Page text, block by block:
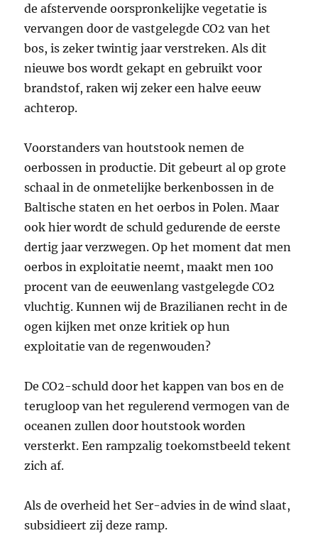
de afstervende oorspronkelijke vegetatie is
vervangen door de vastgelegde CO2 van het
bos, is zeker twintig jaar verstreken. Als dit
nieuwe bos wordt gekapt en gebruikt voor
brandstof, raken wij zeker een halve eeuw
achterop.
Voorstanders van houtstook nemen de
oerbossen in productie. Dit gebeurt al op grote
schaal in de onmetelijke berkenbossen in de
Baltische staten en het oerbos in Polen. Maar
ook hier wordt de schuld gedurende de eerste
dertig jaar verzwegen. Op het moment dat men
oerbos in exploitatie neemt, maakt men 100
procent van de eeuwenlang vastgelegde CO2
vluchtig. Kunnen wij de Brazilianen recht in de
ogen kijken met onze kritiek op hun
exploitatie van de regenwouden?
De CO2-schuld door het kappen van bos en de
terugloop van het regulerend vermogen van de
oceanen zullen door houtstook worden
versterkt. Een rampzalig toekomstbeeld tekent
zich af.
Als de overheid het Ser-advies in de wind slaat,
subsidieert zij deze ramp.